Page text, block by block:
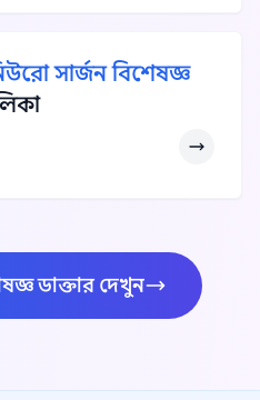
সার্জন বিশেষজ্ঞ
ডাক্তার দেখুন